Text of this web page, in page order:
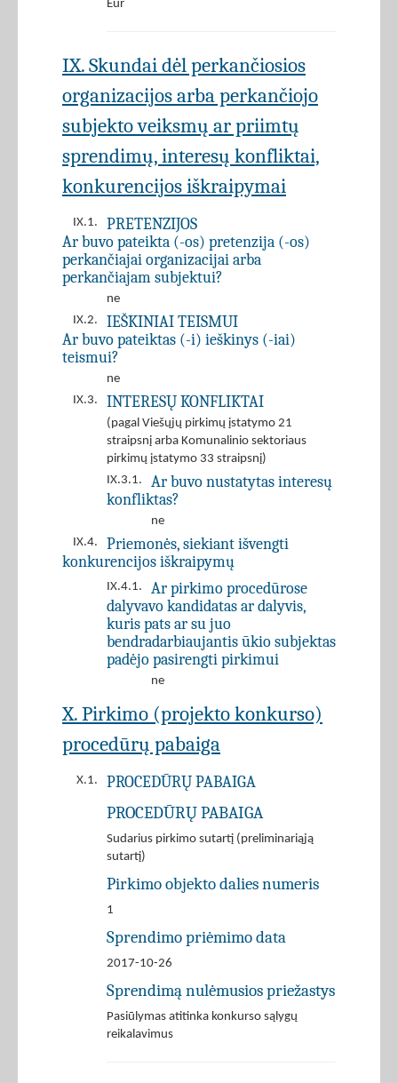
Eur
IX. Skundai dėl perkančiosios
organizacijos arba perkančiojo
subjekto veiksmų ar priimtų
sprendimų, interesų konfliktai,
konkurencijos iškraipymai
IX.1.
PRETENZIJOS
Ar buvo pateikta (-os) pretenzija (-os)
perkančiajai organizacijai arba
perkančiajam subjektui?
ne
IX.2.
IEŠKINIAI TEISMUI
Ar buvo pateiktas (-i) ieškinys (-iai)
teismui?
ne
IX.3.
INTERESŲ KONFLIKTAI
(pagal Viešųjų pirkimų įstatymo 21
straipsnį arba Komunalinio sektoriaus
pirkimų įstatymo 33 straipsnį)
IX.3.1.
Ar buvo nustatytas interesų
konfliktas?
ne
IX.4.
Priemonės, siekiant išvengti
konkurencijos iškraipymų
IX.4.1.
Ar pirkimo procedūrose
dalyvavo kandidatas ar dalyvis,
kuris pats ar su juo
bendradarbiaujantis ūkio subjektas
padėjo pasirengti pirkimui
ne
X. Pirkimo (projekto konkurso)
procedūrų pabaiga
X.1. PROCEDŪRŲ PABAIGA
PROCEDŪRŲ PABAIGA
Sudarius pirkimo sutartį (preliminariąją
sutartį)
Pirkimo objekto dalies numeris
1
Sprendimo priėmimo data
2017-10-26
Sprendimą nulėmusios priežastys
Pasiūlymas atitinka konkurso sąlygų
reikalavimus